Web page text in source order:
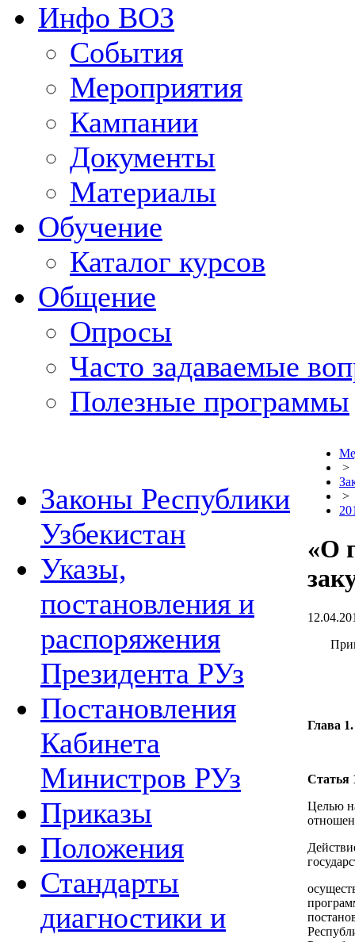
Инфо ВОЗ
События
Мероприятия
Кампании
Документы
Материалы
Обучение
Каталог курсов
Общение
Опросы
Часто задаваемые
Полезные программы
Законы Республики
Узбекистан
Указы,
постановления и
распоряжения
Президента РУз
Постановления
Кабинета
Министров РУз
Приказы
Положения
Стандарты
диагностики и
>
>
«О
Глава
Статья
Целью